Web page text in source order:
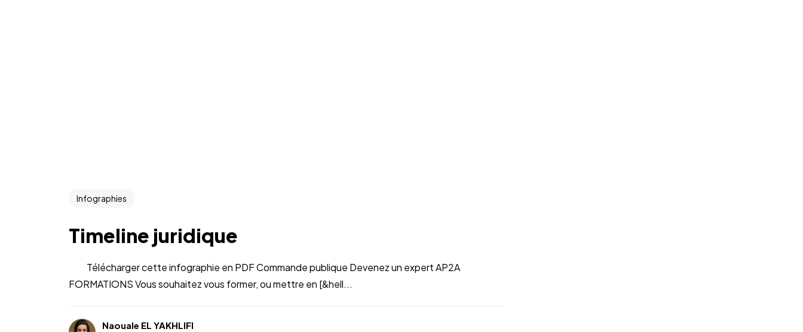
Infographies
Timeline juridique
Télécharger cette infographie en PDF Commande publique Devenez un expert AP2A
FORMATIONS Vous souhaitez vous former, ou mettre en [&hell...
Naouale EL YAKHLIFI